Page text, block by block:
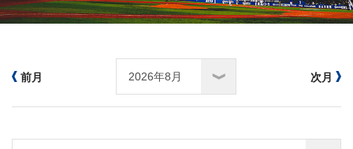
前月 次月